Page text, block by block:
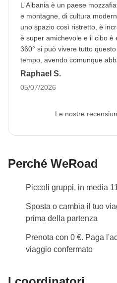
L'Albania è un paese
e montagne, di cultura
uno spazio così ristretto, è
è super amichevole e il cibo è
360° si può vivere tutto
tempo, avendo comunque
rilassarsi e lasciare che le
Raphael S.
05/07/2026
Le nostre
Perché WeRoad
Piccoli gruppi, in media
Sposta o cambia il tuo
prima della partenza
Prenota con 0 €. Paga
viaggio confermato